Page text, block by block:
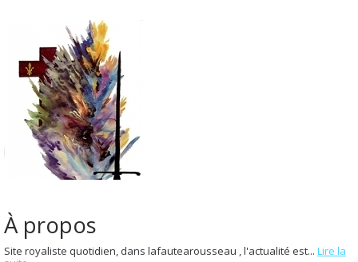
À propos
Site royaliste quotidien, dans lafautearousseau , l'actualité est... Lire la